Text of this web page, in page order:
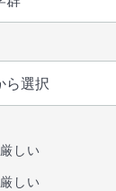
しい
しい